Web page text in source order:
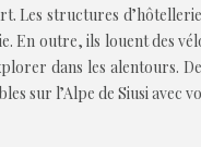
Les structures
En outre, ils louent des
dans les alentours.
sur l’Alpe de Siusi avec